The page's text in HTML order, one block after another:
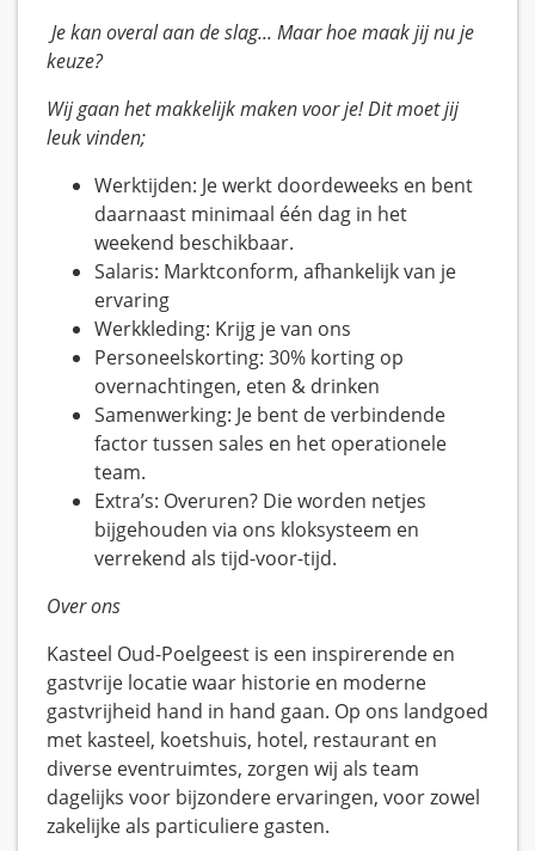
Je kan overal aan de slag... Maar hoe maak jij nu je
keuze?
Wij gaan het makkelijk maken voor je! Dit moet jij
leuk vinden;
Werktijden: Je werkt doordeweeks en bent
daarnaast minimaal één dag in het
weekend beschikbaar.
Salaris: Marktconform, afhankelijk van je
ervaring
Werkkleding: Krijg je van ons
Personeelskorting: 30% korting op
overnachtingen, eten & drinken
Samenwerking: Je bent de verbindende
factor tussen sales en het operationele
team.
Extra’s: Overuren? Die worden netjes
bijgehouden via ons kloksysteem en
verrekend als tijd-voor-tijd.
Over ons
Kasteel Oud-Poelgeest is een inspirerende en
gastvrije locatie waar historie en moderne
gastvrijheid hand in hand gaan. Op ons landgoed
met kasteel, koetshuis, hotel, restaurant en
diverse eventruimtes, zorgen wij als team
dagelijks voor bijzondere ervaringen, voor zowel
zakelijke als particuliere gasten.